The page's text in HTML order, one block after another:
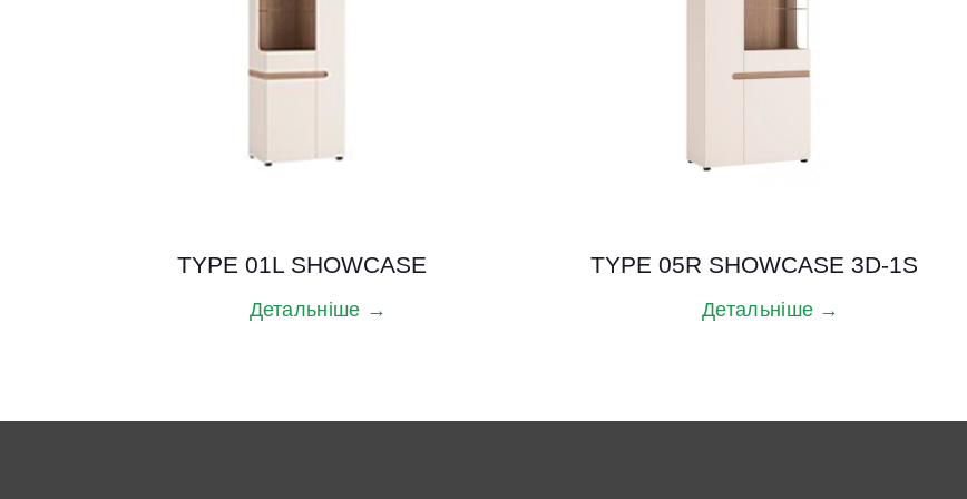
TYPE 01L SHOWCASE
Детальніше →
TYPE 05R SHOWCASE 3D-1S
Детальніше →